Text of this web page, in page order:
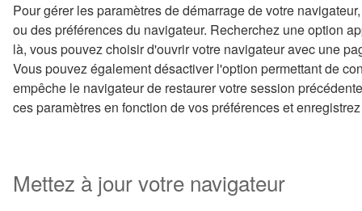
Pour gérer les paramètres de démarrage de votre
ou des préférences du navigateur. Recherchez une option
là, vous pouvez choisir d'ouvrir votre navigateur avec une
Vous pouvez également désactiver l'option permettant de
empêche le navigateur de restaurer votre session
ces paramètres en fonction de vos préférences et
Mettez à jour votre navigateur